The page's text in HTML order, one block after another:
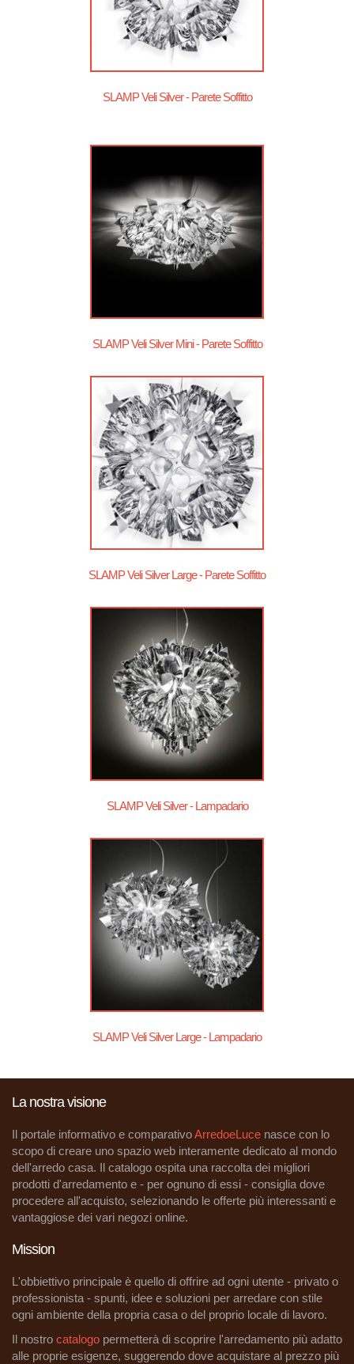
SLAMP Veli Silver - Parete Soffitto
SLAMP Veli Silver Mini - Parete Soffitto
SLAMP Veli Silver Large - Parete Soffitto
SLAMP Veli Silver - Lampadario
SLAMP Veli Silver Large - Lampadario
La nostra visione
Il portale informativo e comparativoArredoeLuce nasce con lo
scopo di creare uno spazio web interamente dedicato al mondo
dell'arredo casa. Il catalogo ospita una raccolta dei migliori
prodotti d'arredamento e - per ognuno di essi - consiglia dove
procedere all'acquisto, selezionando le offerte più interessanti e
vantaggiose dei vari negozi online.
Mission
L'obbiettivo principale è quello di offrire ad ogni utente - privato o
professionista - spunti, idee e soluzioni per arredare con stile
ogni ambiente della propria casa o del proprio locale di lavoro.
Il nostro catalogo permetterà di scoprire l'arredamento più adatto
alle proprie esigenze, suggerendo dove acquistare al prezzo più